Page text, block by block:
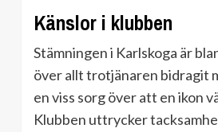
Känslor i klubben
Stämningen i Karlskoga är
över allt trotjänaren bidragit
en viss sorg över att en ikon
Klubben uttrycker